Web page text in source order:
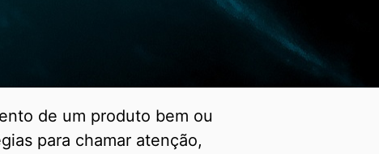
de um produto bem ou
para chamar atenção,